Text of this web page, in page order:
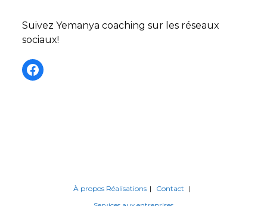
Suivez Yemanya coaching sur les réseaux
sociaux!
Facebook
À propos Réalisations
Contact